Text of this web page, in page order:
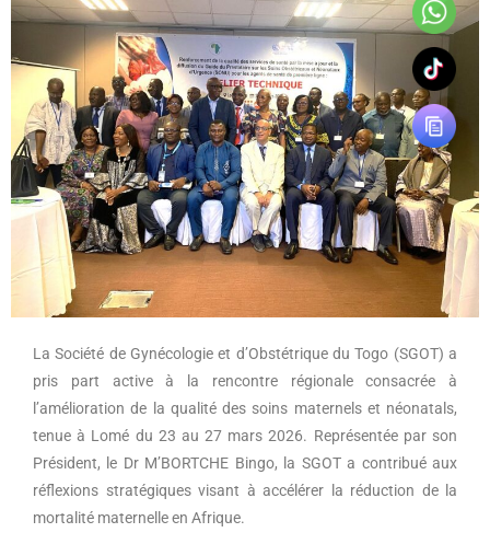
La Société de Gynécologie et d’Obstétrique du Togo (SGOT) a
pris part active à la rencontre régionale consacrée à
l’amélioration de la qualité des soins maternels et néonatals,
tenue à Lomé du 23 au 27 mars 2026. Représentée par son
Président, le Dr M’BORTCHE Bingo, la SGOT a contribué aux
réflexions stratégiques visant à accélérer la réduction de la
mortalité maternelle en Afrique.